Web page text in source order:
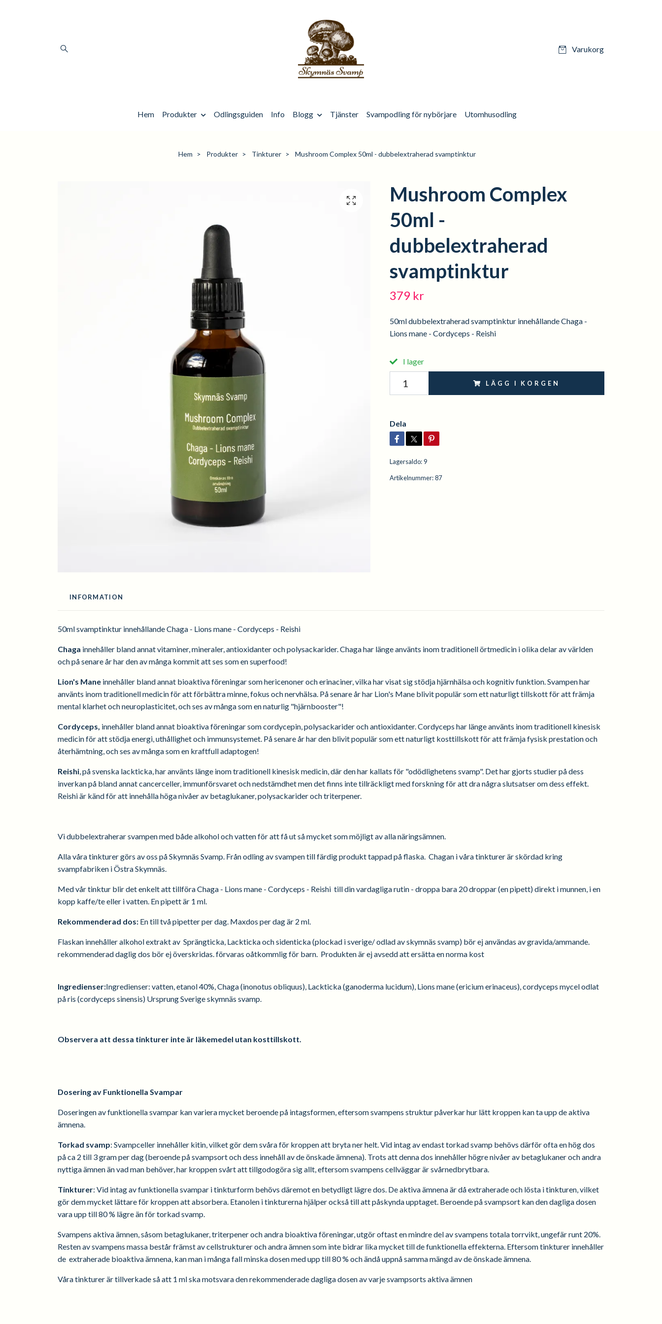
Varukorg
Hem Produkter Odlingsguiden Info Blogg Tjänster Svampodling för nybörjare Utomhusodling
Hem Produkter Tinkturer Mushroom Complex 50ml - dubbelextraherad svamptinktur
Mushroom Complex
50ml -
dubbelextraherad
svamptinktur
379 kr
50ml dubbelextraherad svamptinktur innehållande Chaga -
Lions mane - Cordyceps - Reishi
I lager
LÄGG I KORGEN
Dela
Lagersaldo:9
Artikelnummer:87
INFORMATION
50ml svamptinktur innehållande Chaga - Lions mane - Cordyceps - Reishi
Chaga innehåller bland annat vitaminer, mineraler, antioxidanter och polysackarider. Chaga har länge använts inom traditionell örtmedicin i olika delar av världen
och på senare år har den av många kommit att ses som en superfood!
Lion's Mane innehåller bland annat bioaktiva föreningar som hericenoner och erinaciner, vilka har visat sig stödja hjärnhälsa och kognitiv funktion. Svampen har
använts inom traditionell medicin för att förbättra minne, fokus och nervhälsa. På senare år har Lion's Mane blivit populär som ett naturligt tillskott för att främja
mental klarhet och neuroplasticitet, och ses av många som en naturlig "hjärnbooster"!
Cordyceps, innehåller bland annat bioaktiva föreningar som cordycepin, polysackarider och antioxidanter. Cordyceps har länge använts inom traditionell kinesisk
medicin för att stödja energi, uthållighet och immunsystemet. På senare år har den blivit populär som ett naturligt kosttillskott för att främja fysisk prestation och
återhämtning, och ses av många som en kraftfull adaptogen!
Reishi , på svenska lackticka, har använts länge inom traditionell kinesisk medicin, där den har kallats för "odödlighetens svamp". Det har gjorts studier på dess
inverkan på bland annat cancerceller, immunförsvaret och nedstämdhet men det finns inte tillräckligt med forskning för att dra några slutsatser om dess effekt.
Reishi är känd för att innehålla höga nivåer av betaglukaner, polysackarider och triterpener.
Vi dubbelextraherar svampen med både alkohol och vatten för att få ut så mycket som möjligt av alla näringsämnen.
Alla våra tinkturer görs av oss på Skymnäs Svamp. Från odling av svampen till färdig produkt tappad på flaska. Chagan i våra tinkturer är skördad kring
svampfabriken i Östra Skymnäs.
Med vår tinktur blir det enkelt att tillföra Chaga - Lions mane - Cordyceps - Reishi till din vardagliga rutin - droppa bara 20 droppar (en pipett) direkt i munnen, i en
kopp kaffe/te eller i vatten. En pipett är 1 ml.
Rekommenderad dos: En till två pipetter per dag. Maxdos per dag är 2 ml.
Flaskan innehåller alkohol extrakt av Sprängticka, Lackticka och sidenticka (plockad i sverige/ odlad av skymnäs svamp) bör ej användas av gravida/ammande.
rekommenderad daglig dos bör ej överskridas. förvaras oåtkommlig för barn. Produkten är ej avsedd att ersätta en norma kost
Ingredienser:Ingredienser: vatten, etanol 40%, Chaga (inonotus obliquus), Lackticka (ganoderma lucidum), Lions mane (ericium erinaceus), cordyceps mycel odlat
på ris (cordyceps sinensis) Ursprung Sverige skymnäs svamp.
Observera att dessa tinkturer inte är läkemedel utan kosttillskott.
Dosering av Funktionella Svampar
Doseringen av funktionella svampar kan variera mycket beroende på intagsformen, eftersom svampens struktur påverkar hur lätt kroppen kan ta upp de aktiva
ämnena.
Torkad svamp: Svampceller innehåller kitin, vilket gör dem svåra för kroppen att bryta ner helt. Vid intag av endast torkad svamp behövs därför ofta en hög dos
på ca 2 till 3 gram per dag (beroende på svampsort och dess innehåll av de önskade ämnena). Trots att denna dos innehåller högre nivåer av betaglukaner och andra
nyttiga ämnen än vad man behöver, har kroppen svårt att tillgodogöra sig allt, eftersom svampens cellväggar är svårnedbrytbara.
Tinkturer: Vid intag av funktionella svampar i tinkturform behövs däremot en betydligt lägre dos. De aktiva ämnena är då extraherade och lösta i tinkturen, vilket
gör dem mycket lättare för kroppen att absorbera. Etanolen i tinkturerna hjälper också till att påskynda upptaget. Beroende på svampsort kan den dagliga dosen
vara upp till 80 % lägre än för torkad svamp.
Svampens aktiva ämnen, såsom betaglukaner, triterpener och andra bioaktiva föreningar, utgör oftast en mindre del av svampens totala torrvikt, ungefär runt 20%.
Resten av svampens massa består främst av cellstrukturer och andra ämnen som inte bidrar lika mycket till de funktionella effekterna. Eftersom tinkturer innehåller
de extraherade bioaktiva ämnena, kan man i många fall minska dosen med upp till 80 % och ändå uppnå samma mängd av de önskade ämnena.
Våra tinkturer är tillverkade så att 1 ml ska motsvara den rekommenderade dagliga dosen av varje svampsorts aktiva ämnen